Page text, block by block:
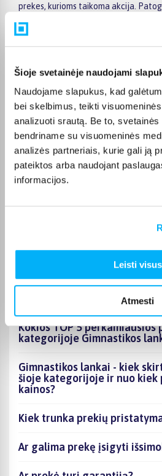
Šioje svetainėje naudojami
Naudojame slapukus, kad
bei skelbimus, teikti
analizuoti srautą. Be to,
bendriname su visuomeninės
analizės partneriais, kurie gali ją
pateiktos arba naudojant
informacijos.
Leisti visus
Atmesti
prekes, kurioms taikoma akcija.
susiaurinti pasirinkimą pagal
aktualius kriterijus, todėl greičiau
atitinkantį variantą. Prekės puslapyje
terminą ir kitas pirkimo sąlygas.
BIGBOX.LT suteikia galimybę prekes
nemokamu 24 mėnesių lizingu. Tai
pirkti išsimokėtinai, paskirstant
prekės pristatomos visoje Lietuvoje: į
užsakymams nuo 499 € pristatymas į
Kurjerio pristatymo kaina prasideda
Sandėlyje esančios prekės įprastai
nurodomas jos puslapyje. Pasirinktą
atitinkamai pažymėta, atsiimti
Kokios TOP 5 perkamiausios
kategorijoje Gimnastikos
Gimnastikos lankai - kiek
šioje kategorijoje ir nuo kiek
kainos?
Kiek trunka prekių
Ar galima prekę įsigyti